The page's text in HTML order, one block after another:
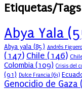
Etiquetas/Tags
Abya Yala
Abya yala (85) Andrés
(147) Chile (146)
Colombia(109) Crisis del
(91) Dulce Francia (63)
Genocidio de Gaza